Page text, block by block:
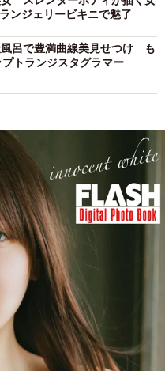
ンジェリービキニで魅了
呂で豊満曲線美見せつけ も
トランジスタグラマー